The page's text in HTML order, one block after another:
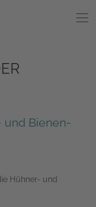
und Bienen-
Hühner- und